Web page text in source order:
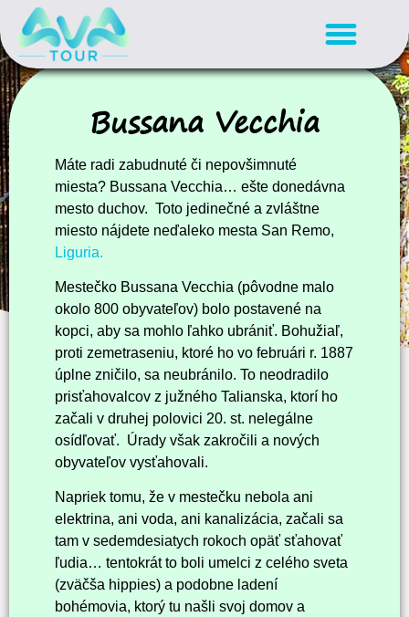
Bussana Vecchia
Máte radi zabudnuté či nepovšimnuté
miesta? Bussana Vecchia… ešte donedávna
mesto duchov. Toto jedinečné a zvláštne
miesto nájdete neďaleko mesta San Remo,
Liguria.
Mestečko Bussana Vecchia (pôvodne malo
okolo 800 obyvateľov) bolo postavené na
kopci, aby sa mohlo ľahko ubrániť. Bohužiaľ,
proti zemetraseniu, ktoré ho vo februári r. 1887
úplne zničilo, sa neubránilo. To neodradilo
prisťahovalcov z južného Talianska, ktorí ho
začali v druhej polovici 20. st. nelegálne
osídľovať. Úrady však zakročili a nových
obyvateľov vysťahovali.
Napriek tomu, že v mestečku nebola ani
elektrina, ani voda, ani kanalizácia, začali sa
tam v sedemdesiatych rokoch opäť sťahovať
ľudia… tentokrát to boli umelci z celého sveta
(zväčša hippies) a podobne ladení
bohémovia, ktorý tu našli svoj domov a